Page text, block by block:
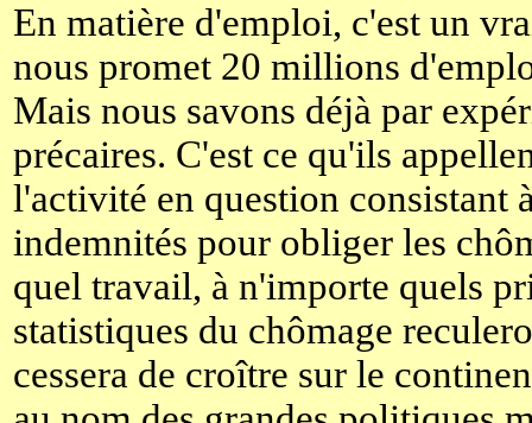
En matière d'emploi, c'est un
nous promet 20 millions
Mais nous savons déjà par
précaires. C'est ce qu'ils
l'activité en question consistant
indemnités pour obliger les
quel travail, à n'importe quels
statistiques du chômage
cessera de croître sur le